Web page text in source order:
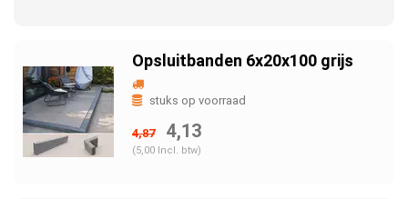
Opsluitbanden 6x20x100 grijs
stuks op voorraad
4,87 4,13
(5,00 Incl. btw)